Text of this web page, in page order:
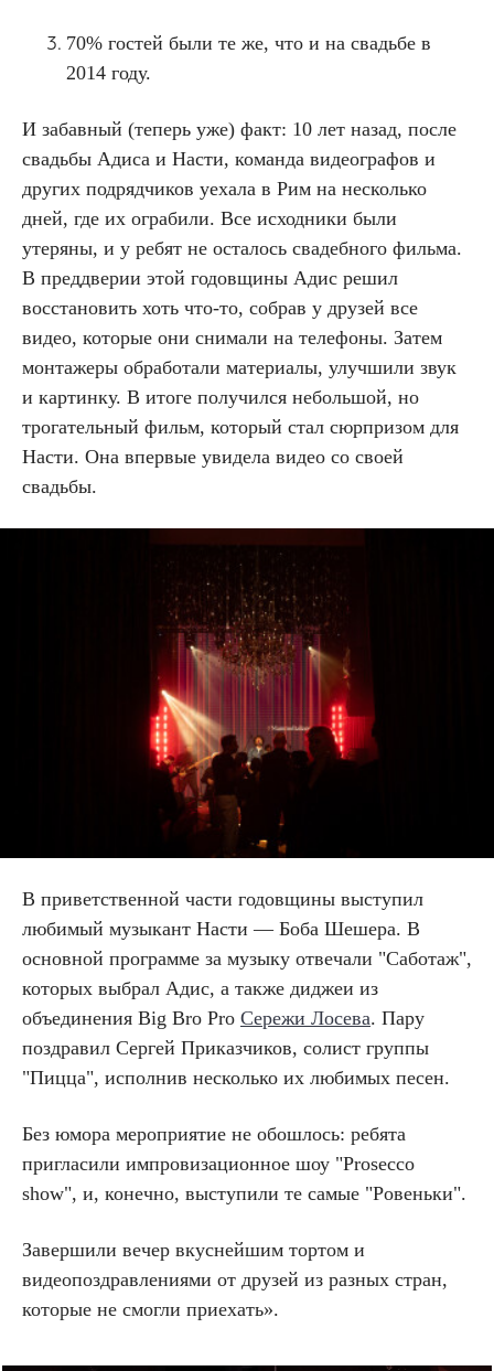
70% гостей были те же, что и на свадьбе в
2014 году.
И забавный (теперь уже) факт: 10 лет назад, после
свадьбы Адиса и Насти, команда видеографов и
других подрядчиков уехала в Рим на несколько
дней, где их ограбили. Все исходники были
утеряны, и у ребят не осталось свадебного фильма.
В преддверии этой годовщины Адис решил
восстановить хоть что-то, собрав у друзей все
видео, которые они снимали на телефоны. Затем
монтажеры обработали материалы, улучшили звук
и картинку. В итоге получился небольшой, но
трогательный фильм, который стал сюрпризом для
Насти. Она впервые увидела видео со своей
свадьбы.
В приветственной части годовщины выступил
любимый музыкант Насти — Боба Шешера. В
основной программе за музыку отвечали "Саботаж",
которых выбрал Адис, а также диджеи из
объединения Big Bro Pro Сережи Лосева. Пару
поздравил Сергей Приказчиков, солист группы
"Пицца", исполнив несколько их любимых песен.
Без юмора мероприятие не обошлось: ребята
пригласили импровизационное шоу "Prosecco
show", и, конечно, выступили те самые "Ровеньки".
Завершили вечер вкуснейшим тортом и
видеопоздравлениями от друзей из разных стран,
которые не смогли приехать».